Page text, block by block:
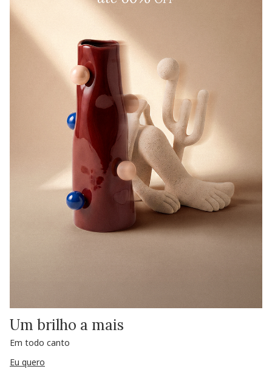
Um brilho a mais
Em todo canto
Eu quero